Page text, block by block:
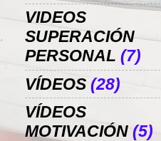
VIDEOS
SUPERACIÓN
PERSONAL (7)
VÍDEOS (28)
VÍDEOS
MOTIVACIÓN (5)